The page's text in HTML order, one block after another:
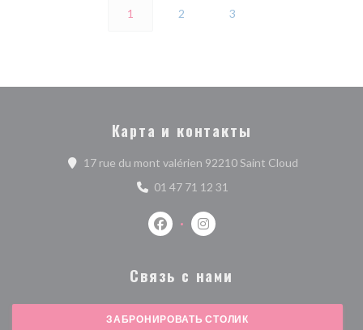
1 2 3
Карта и контакты
17 rue du mont valérien 92210 Saint Cloud
01 47 71 12 31
Facebook ((открывается в новом
Instagram ((открывается в
Связь с нами
ЗАБРОНИРОВАТЬ СТОЛИК